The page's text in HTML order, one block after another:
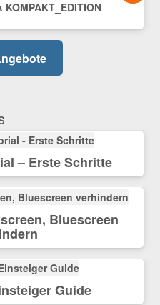
– Erste Schritte
Bluescreen
Guide